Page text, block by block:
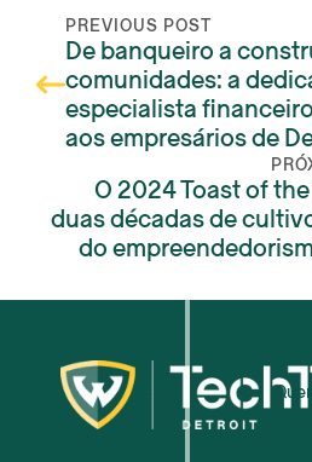
PREVIOUS POST
De banqueiro a
comunidades: a
especialista
aos empresários de
O 2024 Toast of
duas décadas de
do